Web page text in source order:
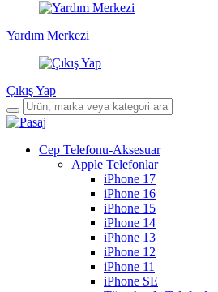
Yardım Merkezi
Çıkış Yap
Cep Telefonu-Aksesuar
Apple Telefonlar
iPhone 17
iPhone 16
iPhone 15
iPhone 14
iPhone 13
iPhone 12
iPhone 11
iPhone SE